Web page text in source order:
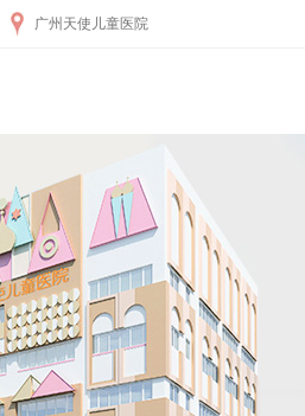
广州天使儿童医院